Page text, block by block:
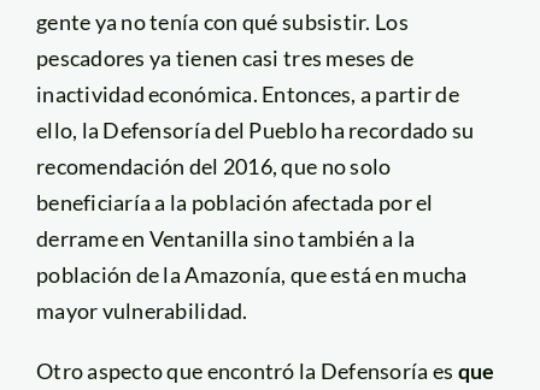
gente ya no tenía con qué subsistir. Los
pescadores ya tienen casi tres meses de
inactividad económica. Entonces, a partir de
ello, la Defensoría del Pueblo ha recordado su
recomendación del 2016, que no solo
beneficiaría a la población afectada por el
derrame en Ventanilla sino también a la
población de la Amazonía, que está en mucha
mayor vulnerabilidad.
Otro aspecto que encontró la Defensoría es que